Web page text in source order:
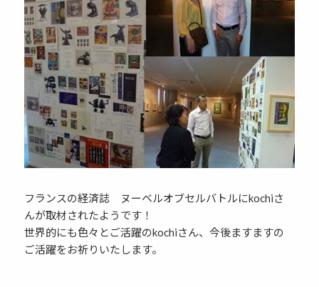
フランスの経済誌 ヌーベルオブセルバトルにkochiさ
んが取材されたようです！
世界的にも色々とご活躍のkochiさん、今後ますますの
ご活躍をお祈りいたします。